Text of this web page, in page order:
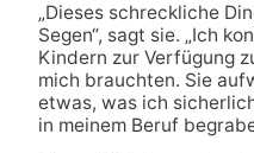
„Dieses schreckliche
Segen“, sagt sie. „Ich
Kindern zur Verfügung
mich brauchten. Sie
etwas, was ich
in meinem Beruf